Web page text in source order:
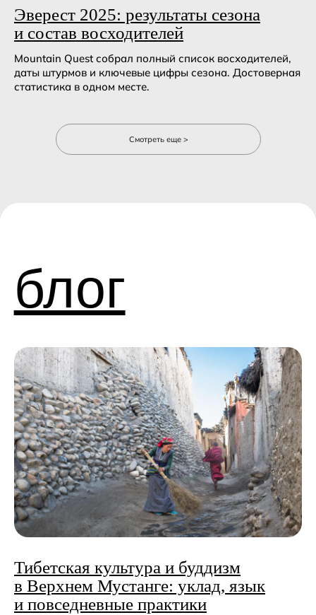
Эверест 2025: результаты сезона
и состав восходителей
Mountain Quest собрал полный список восходителей,
даты штурмов и ключевые цифры сезона. Достоверная
статистика в одном месте.
Смотреть еще >
Тибетская культура и буддизм
в Верхнем Мустанге: уклад, язык
и повседневные практики